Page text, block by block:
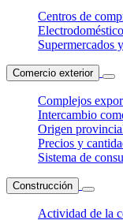
Centros de
Supermercados
Comercio exterior
Complejos
Intercambio
Origen
Precios y
Sistema de
Construcción
Actividad de la